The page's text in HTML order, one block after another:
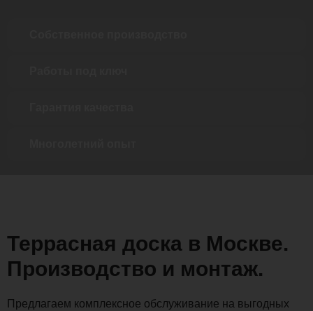
Террасная доска в Москве.
Производство и монтаж.
Предлагаем комплексное обслуживание на выгодных